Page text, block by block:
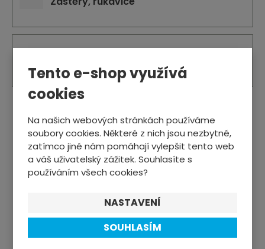
Tento e-shop využívá
cookies
Na našich webových stránkách používáme
soubory cookies. Některé z nich jsou nezbytné,
zatímco jiné nám pomáhají vylepšit tento web
a váš uživatelský zážitek. Souhlasíte s
používáním všech cookies?
NASTAVENÍ
SOUHLASÍM
VÁNOČNÍ INSPIRACE
CYKLISTIKA
ZIMNÍ SPORTY
SPORTTESTERY